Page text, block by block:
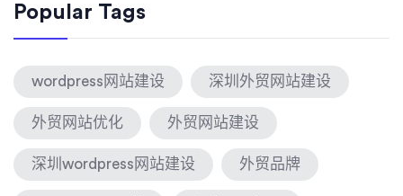
Popular Tags
wordpress网站建设 深圳外贸网站建设
外贸网站优化 外贸网站建设
深圳wordpress网站建设 外贸品牌